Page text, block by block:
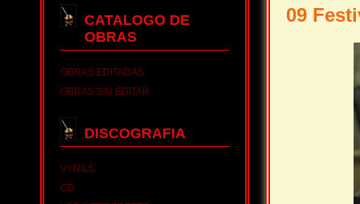
CATALOGO DE
OBRAS
OBRAS EDITADAS
OBRAS SIN EDITAR
DISCOGRAFIA
VYNILS
CD
09